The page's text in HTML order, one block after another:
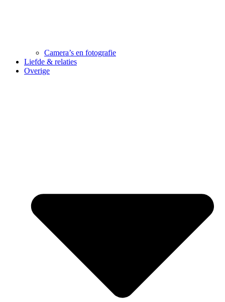
Camera’s en fotografie
Liefde & relaties
Overige